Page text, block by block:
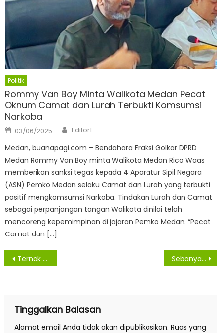
Politik
Rommy Van Boy Minta Walikota Medan Pecat
Oknum Camat dan Lurah Terbukti Komsumsi
Narkoba
Posted
on
03/06/2025 Author
Editor1
Medan, buanapagi.com – Bendahara Fraksi Golkar DPRD
Medan Rommy Van Boy minta Walikota Medan Rico Waas
memberikan sanksi tegas kepada 4 Aparatur Sipil Negara
(ASN) Pemko Medan selaku Camat dan Lurah yang terbukti
positif mengkomsumsi Narkoba. Tindakan Lurah dan Camat
sebagai perpanjangan tangan Walikota dinilai telah
mencoreng kepemimpinan di jajaran Pemko Medan. “Pecat
Camat dan […]
Navigasi
Ternak Kerbau Hilang, Rinto Sihotang Bosan Menunggu Diungkap Polres Samosir Sebanyak 2.191 Pelanggar Lalu Lintas Tertangkap Kamera ETLE
Tinggalkan Balasan
Alamat email Anda tidak akan dipublikasikan. Ruas yang